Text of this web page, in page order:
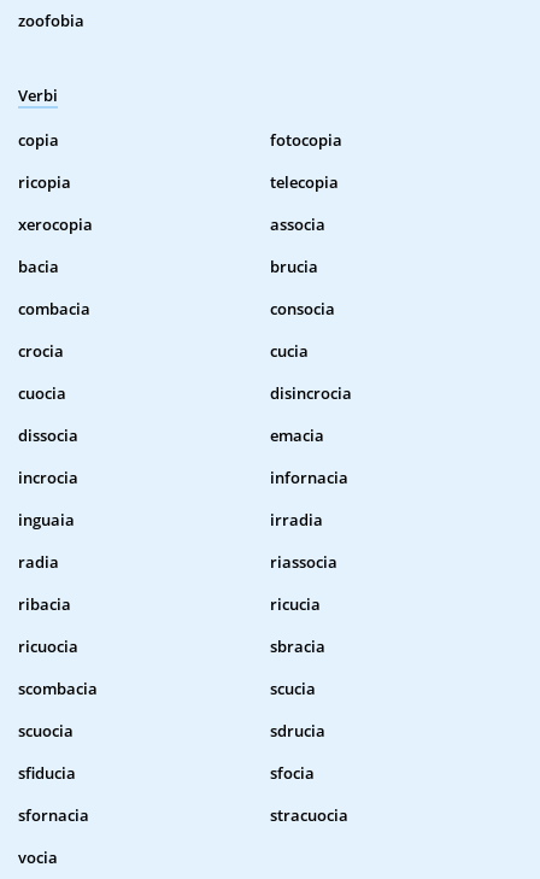
zoofobia
Verbi
copia
fotocopia
ricopia
telecopia
xerocopia
associa
bacia
brucia
combacia
consocia
crocia
cucia
cuocia
disincrocia
dissocia
emacia
incrocia
infornacia
inguaia
irradia
radia
riassocia
ribacia
ricucia
ricuocia
sbracia
scombacia
scucia
scuocia
sdrucia
sfiducia
sfocia
sfornacia
stracuocia
vocia